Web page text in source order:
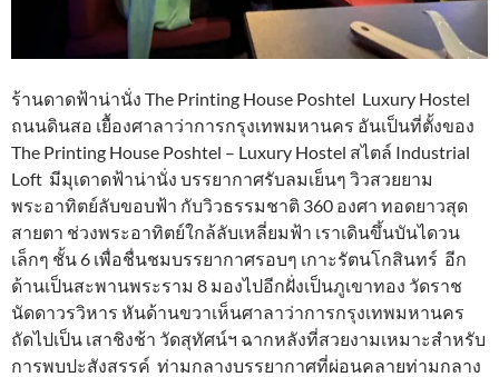
ร้านดาดฟ้าน่านั่ง The Printing House Poshtel Luxury Hostel
ถนนดินสอ เยื้องศาลาว่าการกรุงเทพมหานคร อันเป็นที่ตั้งของ
The Printing House Poshtel – Luxury Hostel สไตล์ Industrial
Loft มีมุเดาดฟ้าน่านั่ง บรรยากาศรับลมเย็นๆ วิวสวยยาม
พระอาทิตย์ลับขอบฟ้า กับวิวธรรมชาติ 360 องศา ทอดยาวสุด
สายตา ช่วงพระอาทิตย์ใกล้ลับเหลี่ยมฟ้า เราเดินขึ้นบันไดวน
เล็กๆ ชั้น 6 เพื่อชื่นชมบรรยากาศรอบๆ เกาะรัตนโกสินทร์ อีก
ด้านเป็นสะพานพระราม 8 มองไปอีกฝั่งเป็นภูเขาทอง วัดราช
นัดดาวรวิหาร หันด้านขวาเห็นศาลาว่าการกรุงเทพมหานคร
ถัดไปเป็น เสาชิงช้า วัดสุทัศน์ฯ ฉากหลังที่สวยงามเหมาะสำหรับ
การพบปะสังสรรค์ ท่ามกลางบรรยากาศที่ผ่อนคลายท่ามกลาง